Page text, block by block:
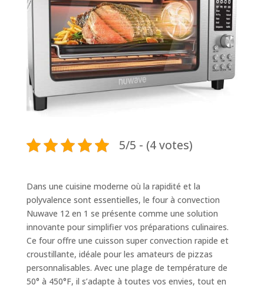
5/5 - (4 votes)
Dans une cuisine moderne où la rapidité et la
polyvalence sont essentielles, le four à convection
Nuwave 12 en 1 se présente comme une solution
innovante pour simplifier vos préparations culinaires.
Ce four offre une cuisson super convection rapide et
croustillante, idéale pour les amateurs de pizzas
personnalisables. Avec une plage de température de
50° à 450°F, il s’adapte à toutes vos envies, tout en